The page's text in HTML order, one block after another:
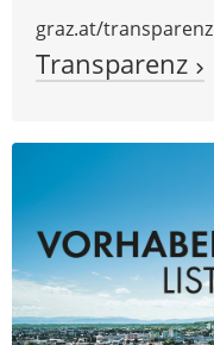
graz.at/transparenz
Transparenz